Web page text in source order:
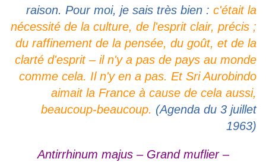
raison. Pour moi, je sais très bien : c'était la
nécessité de la culture, de l'esprit clair, précis ;
du raffinement de la pensée, du goût, et de la
clarté d'esprit – il n'y a pas de pays au monde
comme cela. Il n'y en a pas. Et Sri Aurobindo
aimait la France à cause de cela aussi,
beaucoup-beaucoup. (Agenda du 3 juillet
1963)
Antirrhinum majus – Grand muflier –